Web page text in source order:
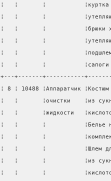
¦   ¦       ¦           ¦куртка
¦   ¦       ¦
¦   ¦       ¦           ¦брюки
¦   ¦       ¦
¦   ¦       ¦
¦   ¦       ¦           ¦сапоги
+---+-------+-----------
¦ 8 ¦ 10488 ¦Аппаратчик
¦   ¦       ¦очистки    ¦из
¦   ¦       ¦жидкости
¦   ¦       ¦           ¦Белье
¦   ¦       ¦
¦   ¦       ¦           ¦Шлем
¦   ¦       ¦           ¦из
¦   ¦       ¦